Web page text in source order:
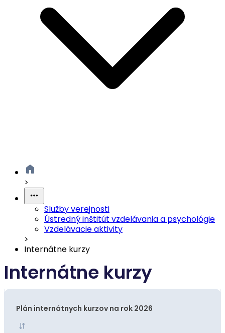
>
Služby verejnosti
Ústredný inštitút vzdelávania a psychológie
Vzdelávacie aktivity
>
Internátne kurzy
Internátne kurzy
Plán internátnych kurzov na rok 2026